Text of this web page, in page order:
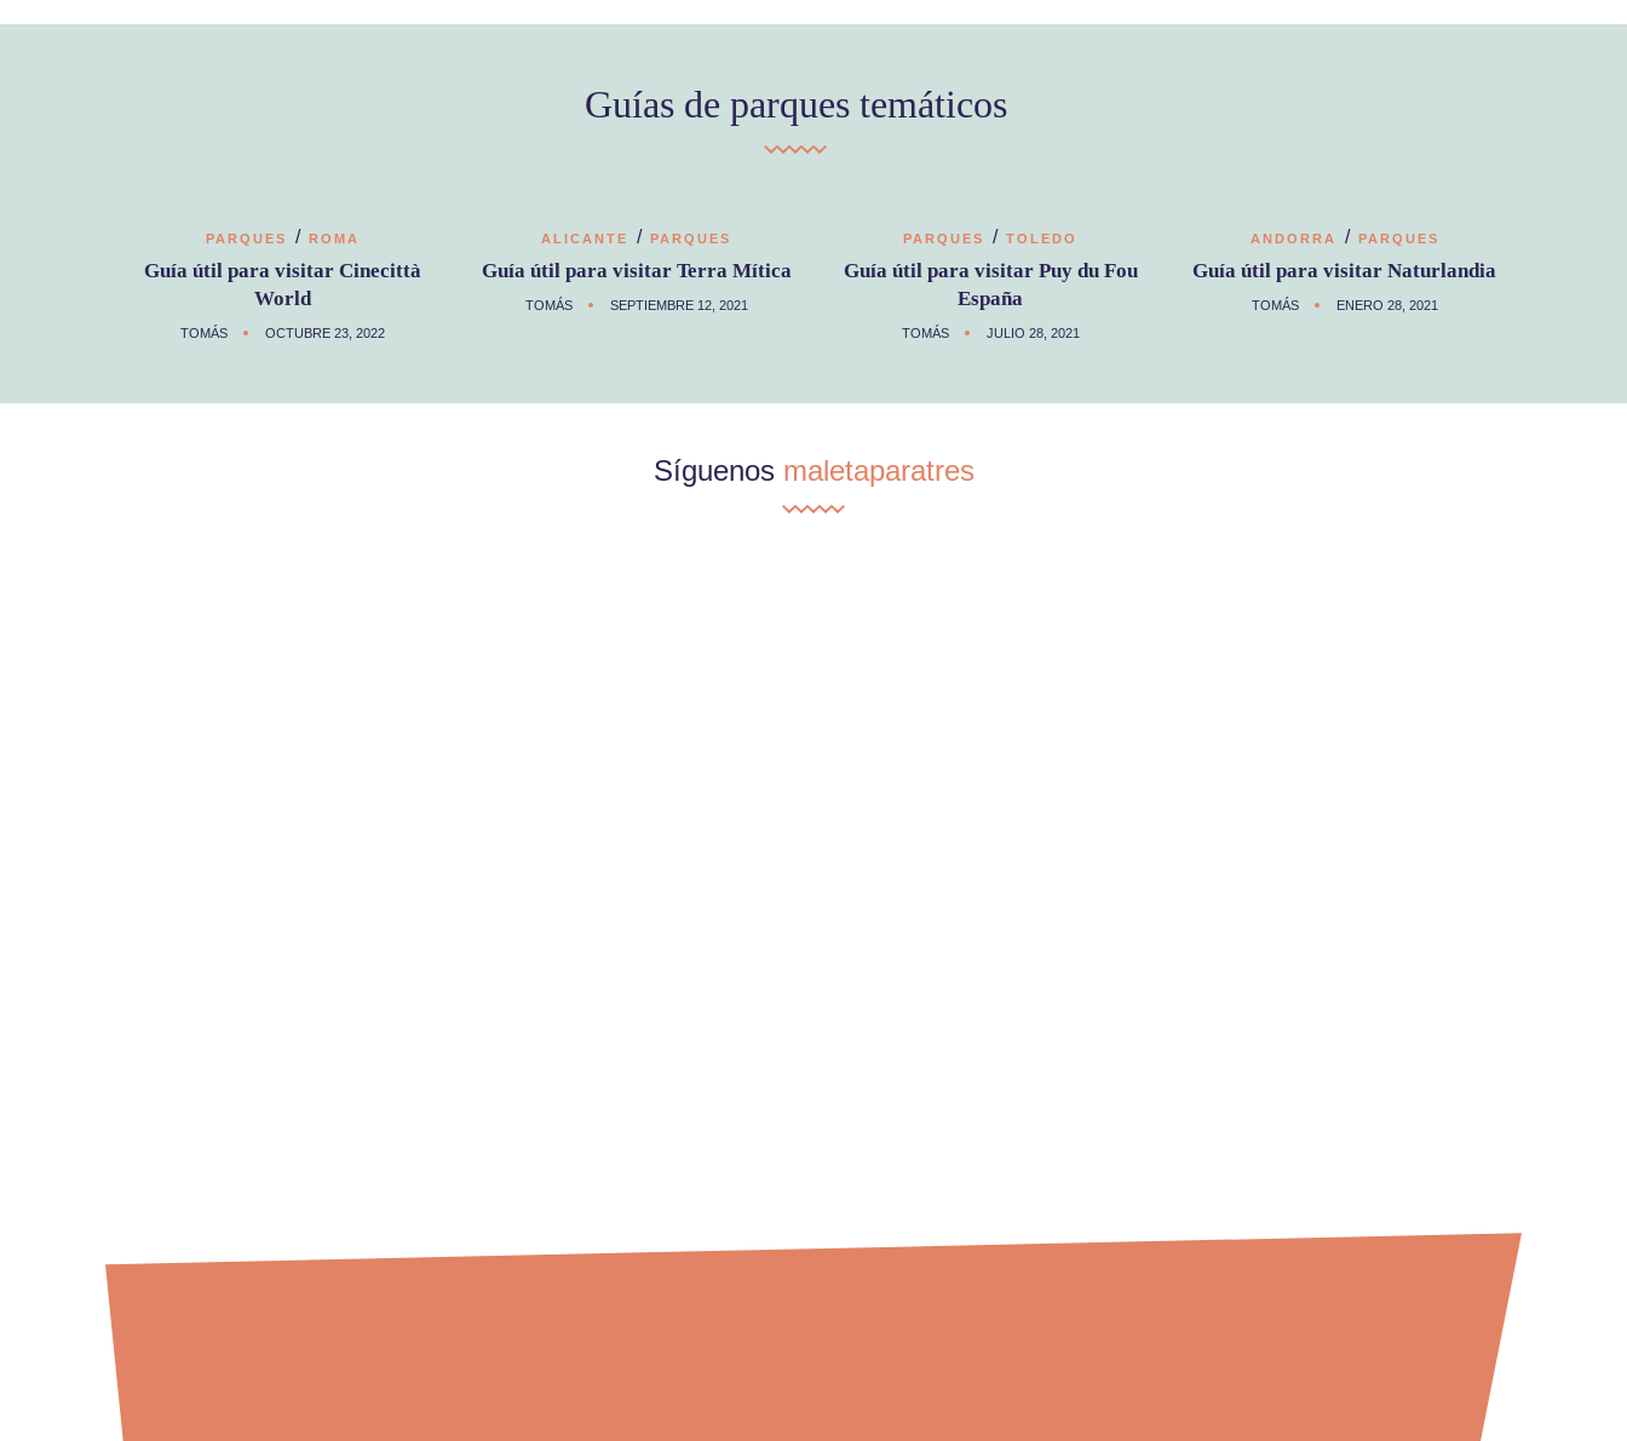
Guías de parques temáticos
PARQUES / ROMA
Guía útil para visitar Cinecittà
World
TOMÁS OCTUBRE 23, 2022
ALICANTE / PARQUES
Guía útil para visitar Terra Mítica
TOMÁS SEPTIEMBRE 12, 2021
PARQUES / TOLEDO
Guía útil para visitar Puy du Fou
España
TOMÁS JULIO 28, 2021
ANDORRA / PARQUES
Guía útil para visitar Naturlandia
TOMÁS ENERO 28, 2021
Síguenos maletaparatres